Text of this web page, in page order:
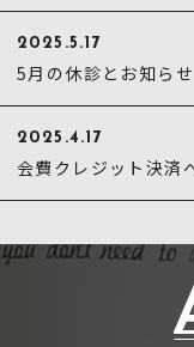
2025.5.17
5月の休診とお知らせ
2025.4.17
会費クレジット決済